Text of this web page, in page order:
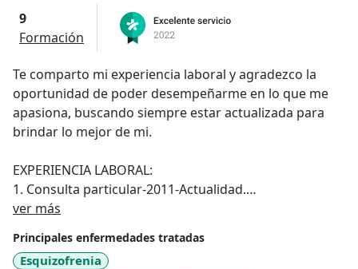
9
Formación
Te comparto mi experiencia laboral y agradezco la
oportunidad de poder desempeñarme en lo que me
apasiona, buscando siempre estar actualizada para
brindar lo mejor de mi.
EXPERIENCIA LABORAL:
1. Consulta particular-2011-Actualidad.
2. Diciembre 2017- Julio 2019-Hospital Víctor Larco
3. Octubre 2012- Marzo 2017-Hospital Rebagliati-
ver más
Principales enfermedades tratadas
Esquizofrenia